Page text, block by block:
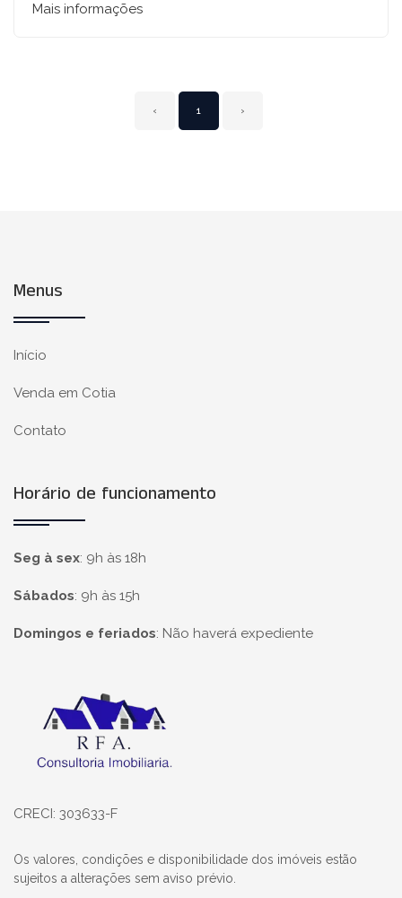
Mais informações
‹ 1 ›
Menus
Início
Venda em Cotia
Contato
Horário de funcionamento
Seg à sex: 9h às 18h
Sábados: 9h às 15h
Domingos e feriados: Não haverá expediente
Página inicial
CRECI: 303633-F
Os valores, condições e disponibilidade dos imóveis estão
sujeitos a alterações sem aviso prévio.